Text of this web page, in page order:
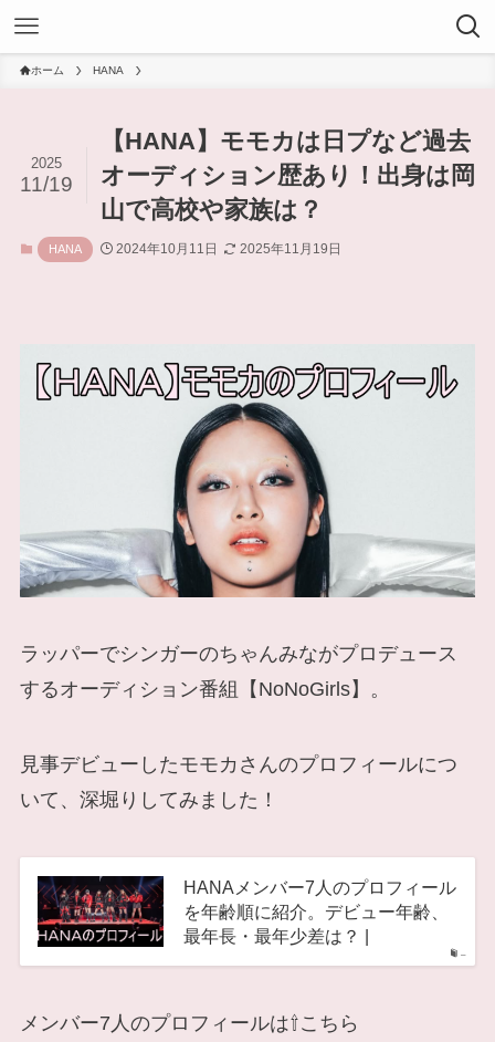
ホーム HANA
【HANA】モモカは日プなど過去
オーディション歴あり！出身は岡
山で高校や家族は？
2025
11/19
HANA 2024年10月11日 2025年11月19日
ラッパーでシンガーのちゃんみながプロデュース
するオーディション番組【NoNoGirls】。
見事デビューしたモモカさんのプロフィールにつ
いて、深堀りしてみました！
–
HANAメンバー7人のプロフィール
を年齢順に紹介。デビュー年齢、
最年長・最年少差は？ |
メンバー7人のプロフィールは⇧こちら